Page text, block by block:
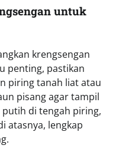
untuk
krengsengan
penting, pastikan
piring tanah liat atau
pisang agar tampil
di tengah piring,
atasnya, lengkap